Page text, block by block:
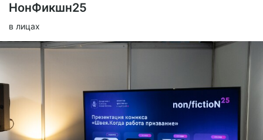
НонФикшн25
в лицах